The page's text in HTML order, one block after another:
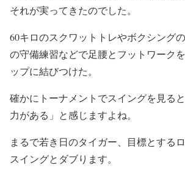
それが実ってきたのでした。
60キロのスクワットトレやボクシング
の守備練習などで足腰とフットワーク
ップに結びつけた。
確かにトーナメントでスイングを見る
力がある」と感じますよね。
まるで若き日のタイガー、目標とする
スイングとダブります。